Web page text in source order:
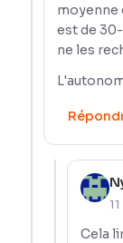
moyenne
est de
ne les
Cela